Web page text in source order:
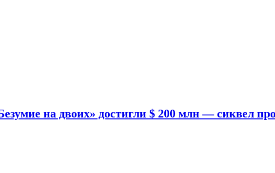
на двоих» достигли $ 200 млн — сиквел